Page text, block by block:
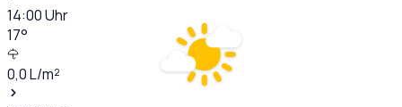
14:00Uhr
17°
0,0L/m²